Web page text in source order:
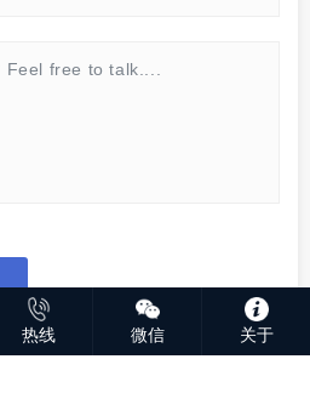
热线 微信 关于